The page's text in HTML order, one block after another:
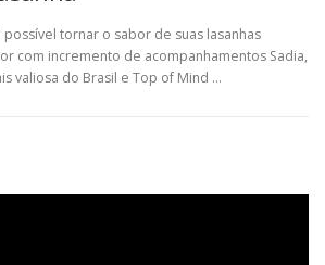
tornar o sabor de suas lasanhas
com incremento de acompanhamentos Sadia,
valiosa do Brasil e Top of Mind …